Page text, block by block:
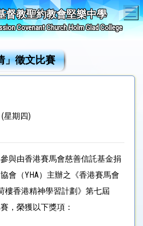
督教聖約教會堅樂中學
Covenant Church Holm Glad College
」徵文比賽
(星期四)
與由香港賽馬會慈善信託基金捐
會（YHA）主辦之《香港賽馬會
樓香港精神學習計劃》第七屆
，榮獲以下獎項：